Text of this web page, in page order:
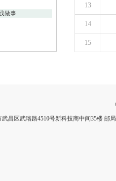
做事
13
14
15
昌区武珞路4510号新科技商中间35楼 邮